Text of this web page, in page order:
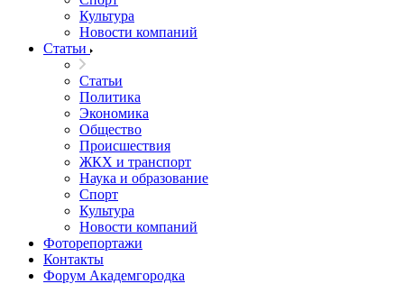
Культура
Новости компаний
Статьи
Статьи
Политика
Экономика
Общество
Происшествия
ЖКХ и транспорт
Наука и образование
Спорт
Культура
Новости компаний
Фоторепортажи
Контакты
Форум Академгородка